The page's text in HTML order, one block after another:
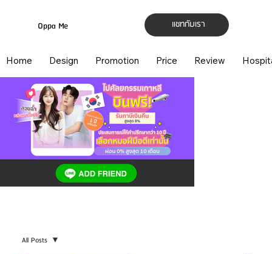
แชทกับเรา
Oppa Me
Home Design Promotion Price Review
All Posts